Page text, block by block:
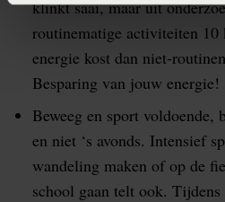
klinkt saai, maar uit
routinematige activiteiten 10
energie kost dan niet-
Besparing van jouw energie!
Beweeg en sport voldoende,
en niet ‘s avonds. Intensief
wandeling maken of op de
school gaan telt ook.